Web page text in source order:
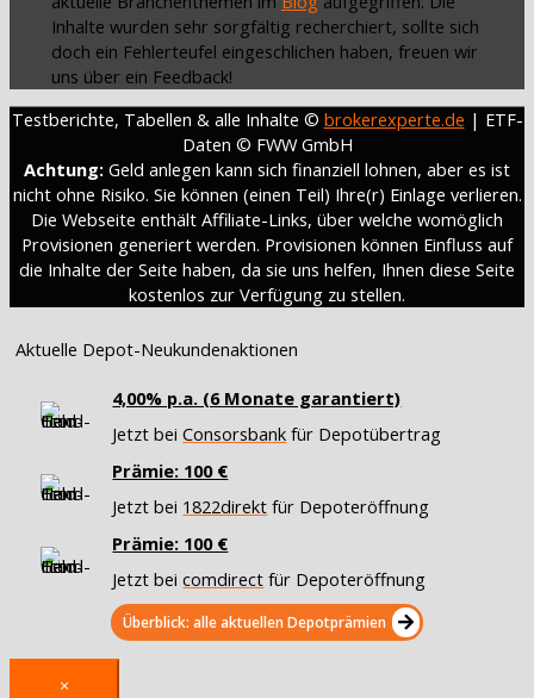
Inhalte wurden sehr sorgfältig recherchiert, sollte sich
doch ein Fehlerteufel eingeschlichen haben, freuen wir
uns über ein Feedback!
Testberichte, Tabellen & alle Inhalte © brokerexperte.de | ETF-
Daten © FWW GmbH
Achtung: Geld anlegen kann sich finanziell lohnen, aber es ist
nicht ohne Risiko. Sie können (einen Teil) Ihre(r) Einlage verlieren.
Die Webseite enthält Affiliate-Links, über welche womöglich
Provisionen generiert werden. Provisionen können Einfluss auf
die Inhalte der Seite haben, da sie uns helfen, Ihnen diese Seite
kostenlos zur Verfügung zu stellen.
Aktuelle Depot-Neukundenaktionen
4,00% p.a. (6 Monate garantiert)
Jetzt beiConsorsbank für Depotübertrag
Prämie: 100 €
Jetzt bei 1822direkt für Depoteröffnung
Prämie: 100 €
Jetzt beicomdirect für Depoteröffnung
Überblick: alle aktuellen Depotprämien
×